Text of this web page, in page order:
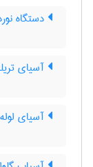
دستگاه
آسیای
آسیای